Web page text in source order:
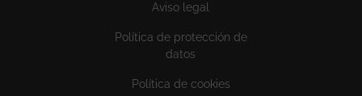
Aviso legal
Política de protección de
datos
Política de cookies